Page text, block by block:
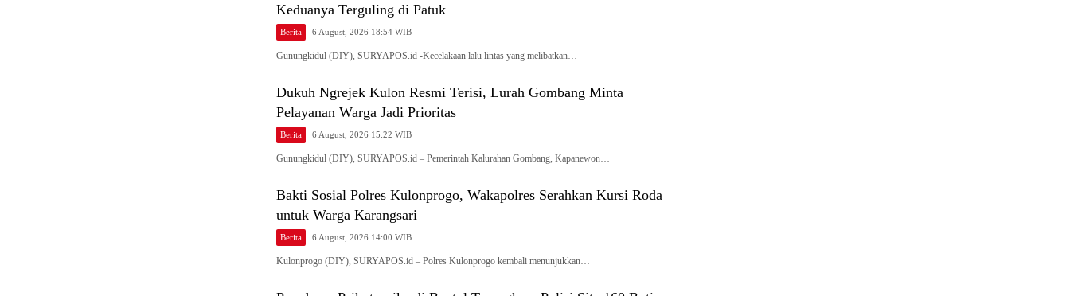
Keduanya Terguling di Patuk
Berita 6 August, 2026 18:54 WIB
Gunungkidul (DIY), SURYAPOS.id -Kecelakaan lalu lintas yang melibatkan…
Dukuh Ngrejek Kulon Resmi Terisi, Lurah Gombang Minta
Pelayanan Warga Jadi Prioritas
Berita 6 August, 2026 15:22 WIB
Gunungkidul (DIY), SURYAPOS.id – Pemerintah Kalurahan Gombang, Kapanewon…
Bakti Sosial Polres Kulonprogo, Wakapolres Serahkan Kursi Roda
untuk Warga Karangsari
Berita 6 August, 2026 14:00 WIB
Kulonprogo (DIY), SURYAPOS.id – Polres Kulonprogo kembali menunjukkan…